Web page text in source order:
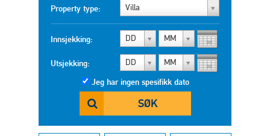
Property type: Villa
Innsjekking: DD MM
Utsjekking: DD MM
Jeg har ingen spesifikk dato
SØK